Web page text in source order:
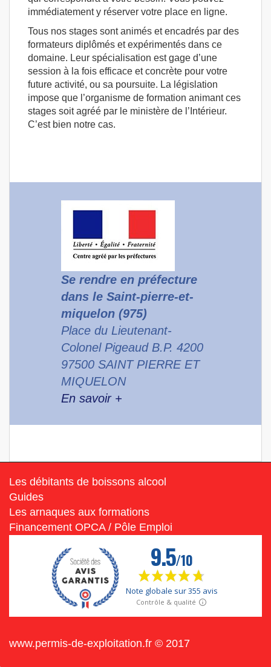
immédiatement y réserver votre place en ligne.
Tous nos stages sont animés et encadrés par des
formateurs diplômés et expérimentés dans ce
domaine. Leur spécialisation est gage d’une
session à la fois efficace et concrète pour votre
future activité, ou sa poursuite. La législation
impose que l’organisme de formation animant ces
stages soit agréé par le ministère de l’Intérieur.
C’est bien notre cas.
Se rendre en préfecture
dans le Saint-pierre-et-
miquelon (975)
Place du Lieutenant-
Colonel Pigeaud B.P. 4200
97500 SAINT PIERRE ET
MIQUELON
En savoir +
Les débitants de boissons alcool
Guides
Les arnaques aux formations
Financement OPCA / Pôle Emploi
www.permis-de-exploitation.fr © 2017